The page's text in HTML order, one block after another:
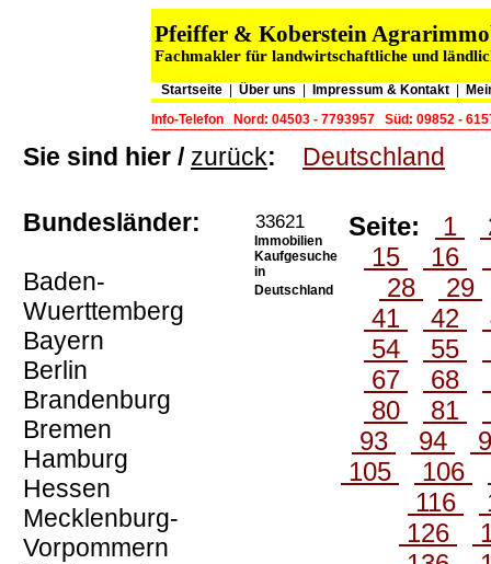
Pfeiffer & Koberstein
Fachmakler für landwirtschaftliche und
Startseite Über uns Impressum & Kontakt
Info-Telefon
Nord: 04503 - 7793957 Süd: 09852 -
Sie sind hier / zurück: Deutschland
Bundesländer:
Baden-
Wuerttemberg
Bayern
Berlin
Brandenburg
Bremen
Hamburg
Hessen
Mecklenburg-
Vorpommern
33621
Immobilien
Kaufgesuche
in
Deutschland
Seite: 1
15
16
28
29
41
42
54
55
67
68
80
81
93
94
105
106
116
126